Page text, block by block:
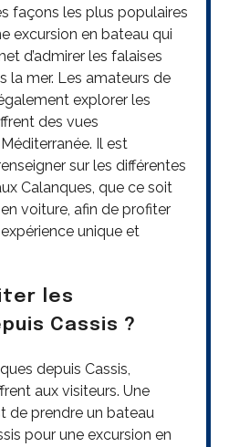
façons les plus populaires
excursion en bateau qui
d’admirer les falaises
la mer. Les amateurs de
explorer les
des vues
Il est
sur les différentes
Calanques, que ce soit
voiture, afin de profiter
unique et
les
Cassis ?
depuis Cassis,
aux visiteurs. Une
de prendre un bateau
pour une excursion en